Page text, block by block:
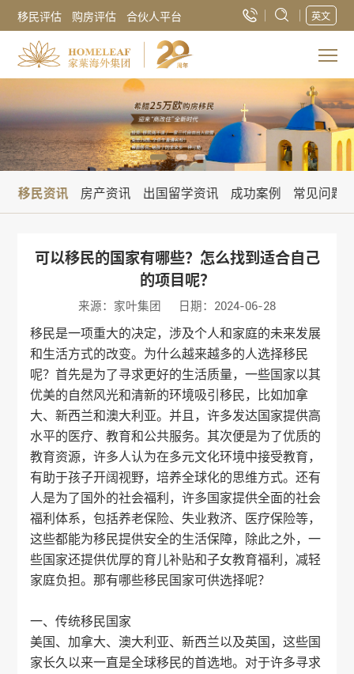
移民评估 购房评估 合伙人平台 英文
移民资讯 房产资讯 出国留学资讯 成功案例 常见问题
可以移民的国家有哪些？怎么找到适合自己
的项目呢？
来源：家叶集团 日期：2024-06-28
移民是一项重大的决定，涉及个人和家庭的未来发展
和生活方式的改变。为什么越来越多的人选择移民
呢？首先是为了寻求更好的生活质量，一些国家以其
优美的自然风光和清新的环境吸引移民，比如加拿
大、新西兰和澳大利亚。并且，许多发达国家提供高
水平的医疗、教育和公共服务。其次便是为了优质的
教育资源，许多人认为在多元文化环境中接受教育，
有助于孩子开阔视野，培养全球化的思维方式。还有
人是为了国外的社会福利，许多国家提供全面的社会
福利体系，包括养老保险、失业救济、医疗保险等，
这些都能为移民提供安全的生活保障，除此之外，一
些国家还提供优厚的育儿补贴和子女教育福利，减轻
家庭负担。那有哪些移民国家可供选择呢？
一、传统移民国家
美国、加拿大、澳大利亚、新西兰以及英国，这些国
家长久以来一直是全球移民的首选地。对于许多寻求